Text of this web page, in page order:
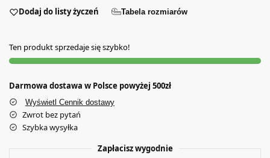
Dodaj do listy życzeń Tabela rozmiarów
Ten produkt sprzedaje się szybko!
Darmowa dostawa w Polsce powyżej 500zł
Wyświetl Cennik dostawy
Zwrot bez pytań
Szybka wysyłka
Zapłacisz wygodnie